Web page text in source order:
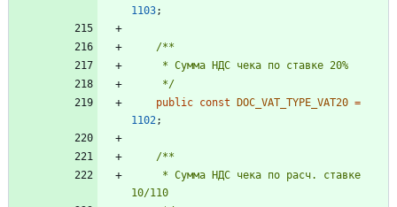
1103;
     */
public const DOC_VAT_TYPE_VAT20 =
1102;